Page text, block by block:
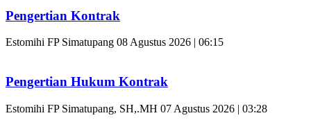
Pengertian Kontrak
Estomihi FP Simatupang 08 Agustus 2026 | 06:15
Pengertian Hukum Kontrak
Estomihi FP Simatupang, SH,.MH 07 Agustus 2026 | 03:28